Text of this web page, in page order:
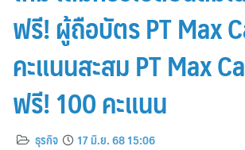
ฟรี! ผู้ถือบัตร PT Max
คะแนนสะสม PT Max
ฟรี! 100 คะแนน
ธุรกิจ 17 มิ.ย. 68 15:06